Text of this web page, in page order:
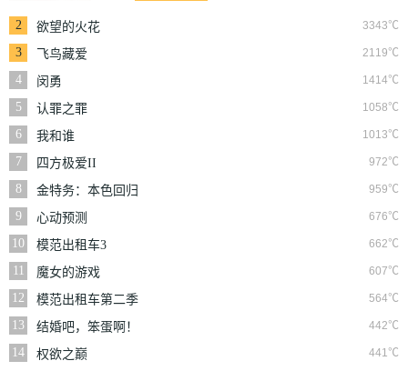
2 3343℃
欲望的火花
3
2119℃
飞鸟藏爱
4
1414℃
闵勇
5
1058℃
认罪之罪
6
1013℃
我和谁
7
972℃
四方极爱II
8
959℃
金特务：本色回归
9
676℃
心动预测
10
662℃
模范出租车3
11
607℃
魔女的游戏
12
564℃
模范出租车第二季
13
442℃
结婚吧，笨蛋啊！
14
441℃
权欲之巅